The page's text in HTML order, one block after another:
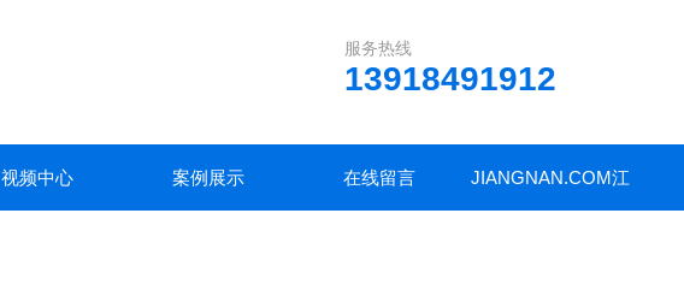
服务热线
13918491912
视频中心 案例展示 在线留言 JIANGNAN.COM江